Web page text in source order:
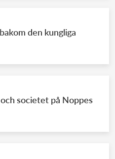
den kungliga
societet på Noppes